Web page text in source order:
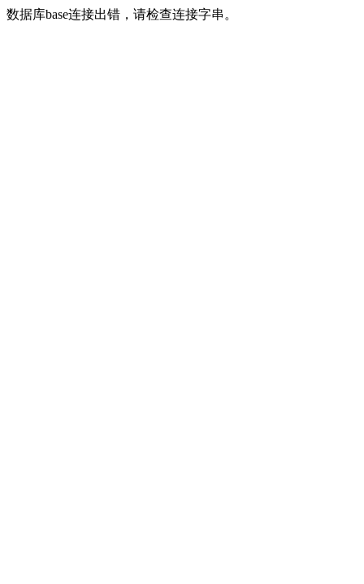
数据库base连接出错，请检查连接字串。